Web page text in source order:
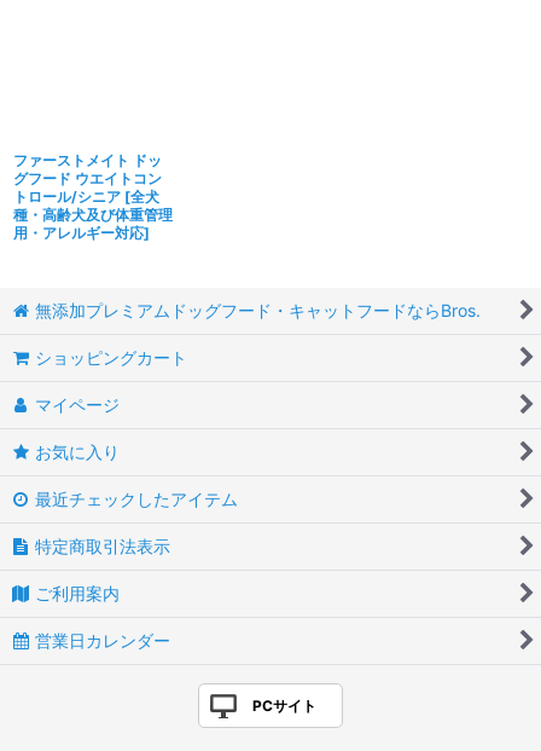
ファーストメイト ドッ
グフード ウエイトコン
トロール/シニア [全犬
種・高齢犬及び体重管理
用・アレルギー対応]
無添加プレミアムドッグフード・キャットフードならBros.
ショッピングカート
マイページ
お気に入り
最近チェックしたアイテム
特定商取引法表示
ご利用案内
営業日カレンダー
PCサイト